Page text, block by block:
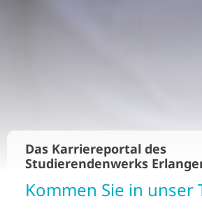
Das Karriereportal des
Studierendenwerks
Kommen Sie in unser